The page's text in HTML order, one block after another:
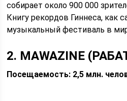
собирает около 900 000
Книгу рекордов Гиннеса, как
музыкальный фестиваль в
2. MAWAZINE
Посещаемость: 2,5 млн.